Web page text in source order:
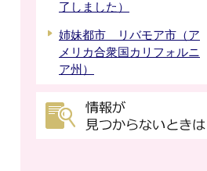
了しました）
姉妹都市 リバモア市（ア
メリカ合衆国カリフォルニ
ア州）